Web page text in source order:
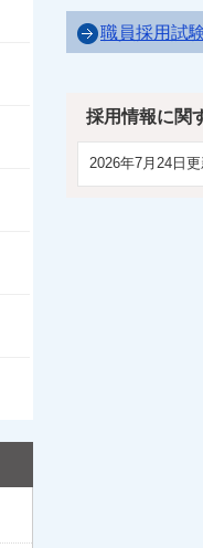
職員採用試
採用情報に関
2026年7月24日